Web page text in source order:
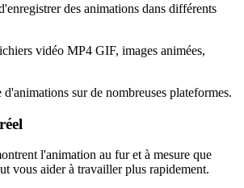
des animations dans différents
vidéo MP4 GIF, images animées,
sur de nombreuses plateformes.
l'animation au fur et à mesure que
vous aider à travailler plus rapidement.